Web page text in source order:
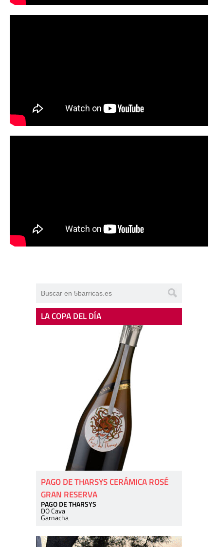
LA COPA DEL DÍA
PAGO DE THARSYS CERÁMICA ROSÉ
GRAN RESERVA
PAGO DE THARSYS
DO Cava
Garnacha